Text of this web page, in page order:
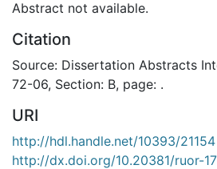
Abstract not available.
Citation
Source: Dissertation Abstracts
72-06, Section: B, page: .
URI
http://hdl.handle.net/10393/21154
http://dx.doi.org/10.20381/ruor-